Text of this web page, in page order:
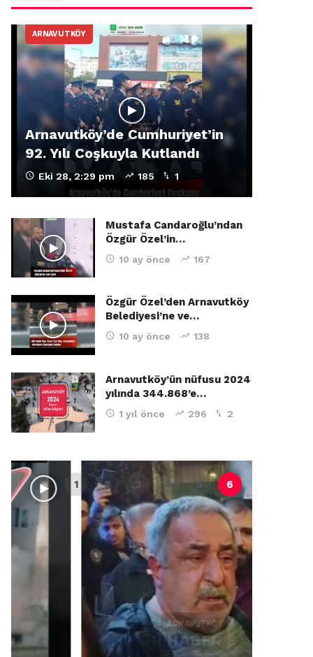
ARNAVUTKÖY
Arnavutköy’de Cumhuriyet’in
92. Yılı Coşkuyla Kutlandı
Eki 28, 2:29 pm 185 1
Mustafa Candaroğlu’ndan
Özgür Özel’in…
10 ay önce 167
Özgür Özel’den Arnavutköy
Belediyesi’ne ve…
10 ay önce 138
Arnavutköy’ün nüfusu 2024
yılında 344.868’e…
1 yıl önce 296 2